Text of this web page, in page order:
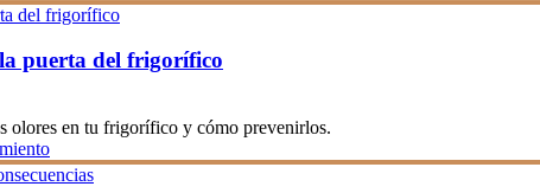
puerta del frigorífico
olores en tu frigorífico y cómo prevenirlos.